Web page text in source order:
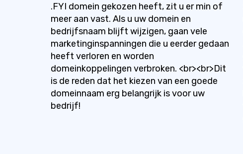
.FYI domein gekozen heeft, zit u er min of
meer aan vast. Als u uw domein en
bedrijfsnaam blijft wijzigen, gaan vele
marketinginspanningen die u eerder gedaan
heeft verloren en worden
domeinkoppelingen verbroken. <br><br>Dit
is de reden dat het kiezen van een goede
domeinnaam erg belangrijk is voor uw
bedrijf!